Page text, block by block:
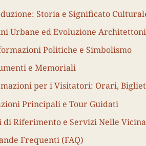
Storia e Significato
Urbane ed Evoluzione
Politiche e Simbolismo
e Memoriali
per i Visitatori: Orari,
Principali e Tour Guidati
di Riferimento e Servizi Nelle
Frequenti (FAQ)